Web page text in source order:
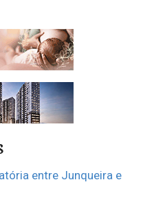
entre Junqueira e